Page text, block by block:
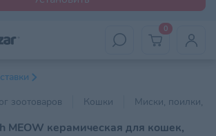
0
зоотоваров Кошки Миски, поилки,
MEOW керамическая для кошек,